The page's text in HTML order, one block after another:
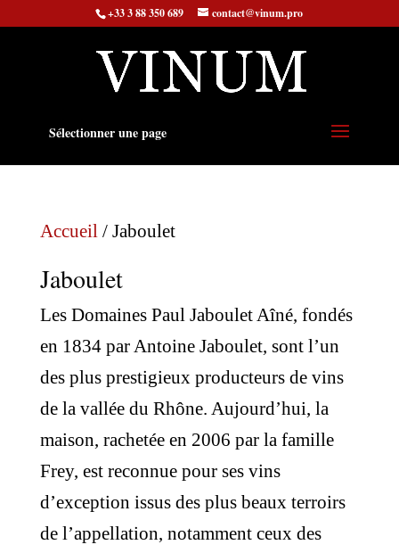
+33 3 88 350 689 contact@vinum.pro
Sélectionner une page
Accueil/ Jaboulet
Jaboulet
Les Domaines Paul Jaboulet Aîné, fondés
en 1834 par Antoine Jaboulet, sont l’un
des plus prestigieux producteurs de vins
de la vallée du Rhône. Aujourd’hui, la
maison, rachetée en 2006 par la famille
Frey, est reconnue pour ses vins
d’exception issus des plus beaux terroirs
de l’appellation, notamment ceux des